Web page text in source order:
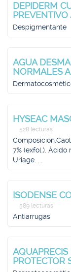
DEPIDERM
Despigmentante
AGUA
NORMALES
HYSEAC
528 lecturas
7% (exfol.). Ácido
Uriage. ...
ISODENSE
589 lecturas
Antiarrugas
PROTECTOR